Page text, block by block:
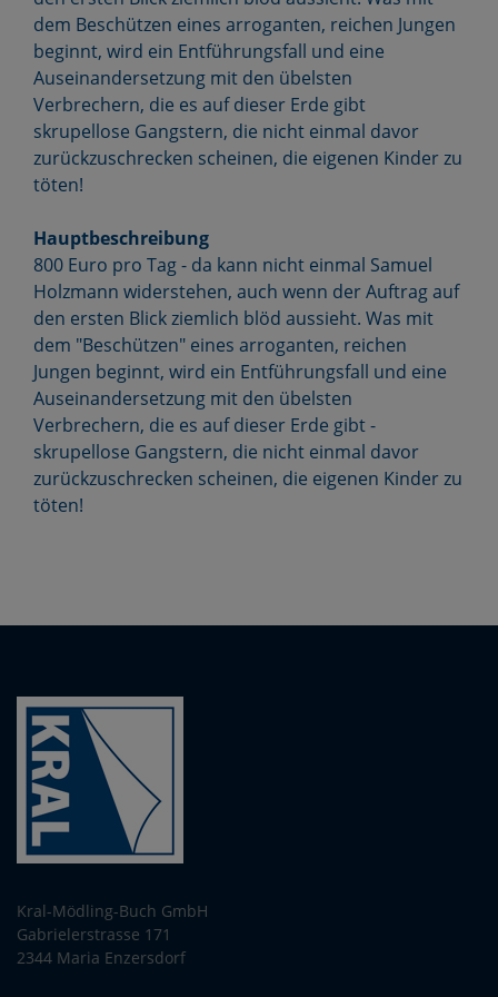
dem Beschützen eines arroganten, reichen Jungen
beginnt, wird ein Entführungsfall und eine
Auseinandersetzung mit den übelsten
Verbrechern, die es auf dieser Erde gibt
skrupellose Gangstern, die nicht einmal davor
zurückzuschrecken scheinen, die eigenen Kinder zu
töten!
Hauptbeschreibung
800 Euro pro Tag - da kann nicht einmal Samuel
Holzmann widerstehen, auch wenn der Auftrag auf
den ersten Blick ziemlich blöd aussieht. Was mit
dem "Beschützen" eines arroganten, reichen
Jungen beginnt, wird ein Entführungsfall und eine
Auseinandersetzung mit den übelsten
Verbrechern, die es auf dieser Erde gibt -
skrupellose Gangstern, die nicht einmal davor
zurückzuschrecken scheinen, die eigenen Kinder zu
töten!
Kral-Mödling-Buch GmbH
Gabrielerstrasse 171
2344 Maria Enzersdorf